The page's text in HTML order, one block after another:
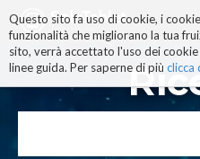
Questo sito fa uso di cookie, i
funzionalità che migliorano la tua
sito, verrà accettato l'uso dei
linee guida. Per saperne di più clicca
ai
|
alla